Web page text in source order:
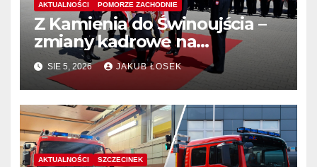
AKTUALNOŚCI POMORZE ZACHODNIE
Z Kamienia do Świnoujścia –
zmiany kadrowe na
stanowiskach komendantów
SIE 5, 2026 JAKUB ŁOSEK
AKTUALNOŚCI SZCZECINEK